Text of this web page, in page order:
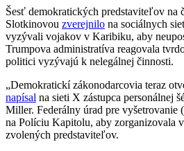
Šesť demokratických predstaviteľov na
Slotkinovou zverejnilo na sociálnych
vyzývali vojakov v Karibiku, aby
Trumpova administratíva reagovala
politici vyzývajú k nelegálnej činnosti.
„Demokratickí zákonodarcovia teraz
napísal na sieti X zástupca personálnej
Miller. Federálny úrad pre vyšetrovanie
na Políciu Kapitolu, aby zorganizovala
zvolených predstaviteľov.